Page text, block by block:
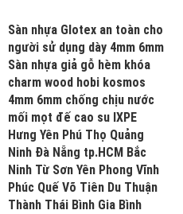
Sàn nhựa Glotex an toàn cho
người sử dụng dày 4mm 6mm
Sàn nhựa giả gỗ hèm khóa
charm wood hobi kosmos
4mm 6mm chống chịu nước
mối mọt đế cao su IXPE
Hưng Yên Phú Thọ Quảng
Ninh Đà Nẵng tp.HCM Bắc
Ninh Từ Sơn Yên Phong Vĩnh
Phúc Quế Võ Tiên Du Thuận
Thành Thái Bình Gia Bình